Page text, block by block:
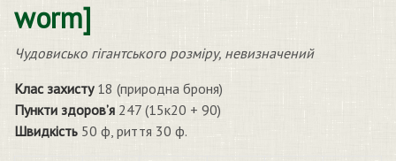
worm]
Чудовисько гігантського розміру, невизначений
Клас захисту18 (природна броня)
Пункти здоров’я 247 (15к20 + 90)
Швидкість 50 ф, риття 30 ф.